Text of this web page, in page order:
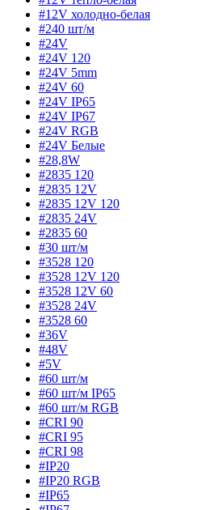
#12V холодно-белая
#240 шт/м
#24V
#24V 120
#24V 5mm
#24V 60
#24V IP65
#24V IP67
#24V RGB
#24V Белые
#28,8W
#2835 120
#2835 12V
#2835 12V 120
#2835 24V
#2835 60
#30 шт/м
#3528 120
#3528 12V 120
#3528 12V 60
#3528 24V
#3528 60
#36V
#48V
#5V
#60 шт/м
#60 шт/м IP65
#60 шт/м RGB
#CRI 90
#CRI 95
#CRI 98
#IP20
#IP20 RGB
#IP65